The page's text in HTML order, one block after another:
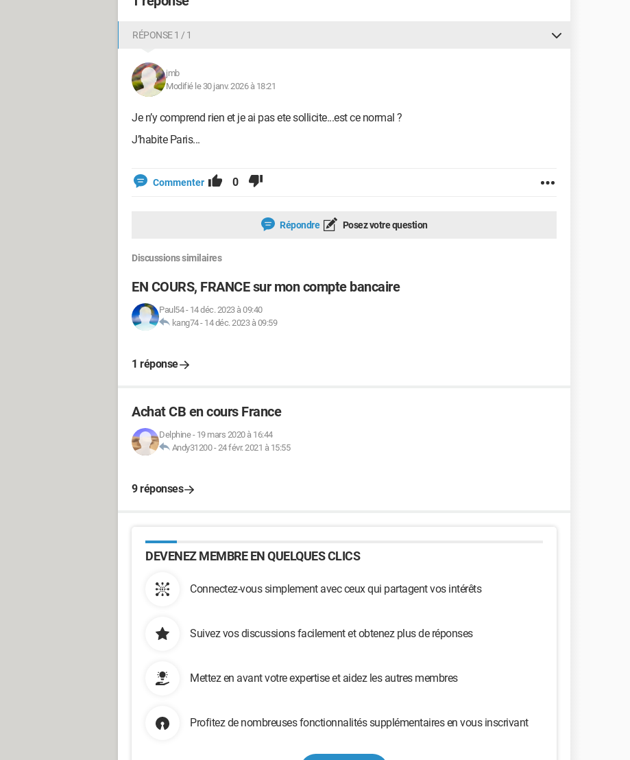
RÉPONSE 1 / 1
jmb
Modifié le 30 janv. 2026 à 18:21
Je n’y comprend rien et je ai pas ete sollicite...est ce normal ?
J’habite Paris...
Commenter 0
Répondre Posez votre question
Discussions similaires
EN COURS, FRANCE sur mon compte bancaire
Paul54- 14 déc. 2023 à 09:40
kang74- 14 déc. 2023 à 09:59
1 réponse
Achat CB en cours France
Delphine- 19 mars 2020 à 16:44
Andy31200-24 févr. 2021 à 15:55
9 réponses
DEVENEZ MEMBRE EN QUELQUES CLICS
Connectez-vous simplement avec ceux qui partagent vos intérêts
Suivez vos discussions facilement et obtenez plus de réponses
Mettez en avant votre expertise et aidez les autres membres
Profitez de nombreuses fonctionnalités supplémentaires en vous inscrivant